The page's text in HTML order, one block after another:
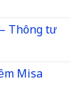
Thông tư
Misa